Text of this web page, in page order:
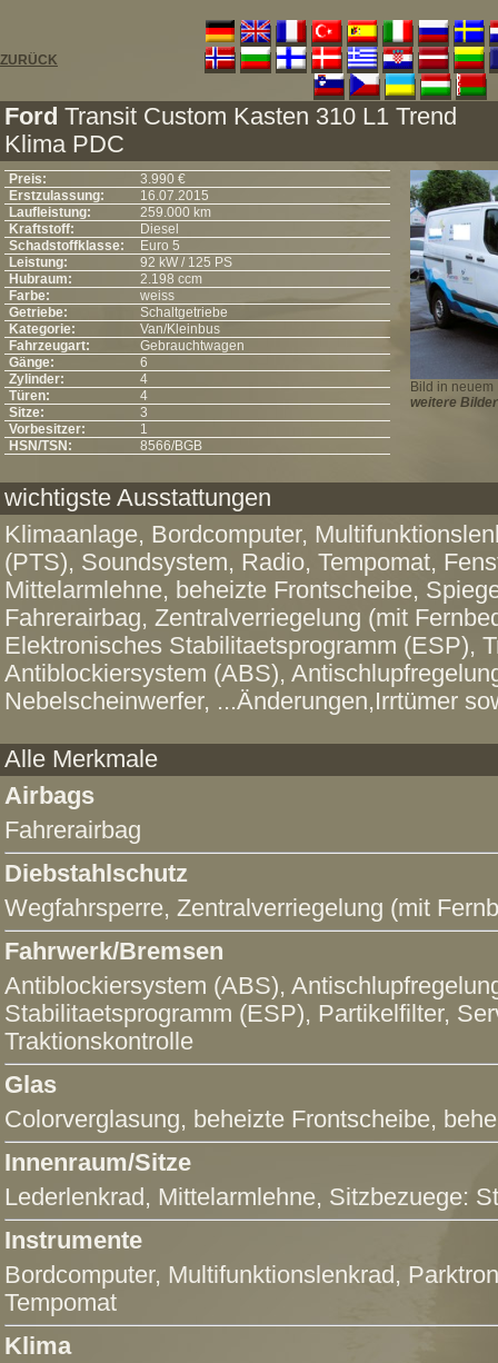
ZURÜCK
Ford Transit Custom Kasten 310 L1 Trend
Klima PDC
Preis:
3.990 €
Erstzulassung:
16.07.2015
Laufleistung:
259.000 km
Kraftstoff:
Diesel
Schadstoffklasse:
Euro 5
Leistung:
92 kW / 125 PS
Hubraum:
2.198 ccm
Farbe:
weiss
Getriebe:
Schaltgetriebe
Kategorie:
Van/Kleinbus
Fahrzeugart:
Gebrauchtwagen
Gänge:
6
Zylinder:
4
Türen:
4
Sitze:
3
Vorbesitzer:
1
HSN/TSN:
8566/BGB
Bild in neuem
weitere Bilder
wichtigste Ausstattungen
Klimaanlage, Bordcomputer,
(PTS), Soundsystem, Radio, Tempomat,
Mittelarmlehne, beheizte Frontscheibe,
Fahrerairbag, Zentralverriegelung (mit
Elektronisches Stabilitaetsprogramm (ESP),
Antiblockiersystem (ABS),
Nebelscheinwerfer, ...Änderungen,Irrtümer
Alle Merkmale
Airbags
Fahrerairbag
Diebstahlschutz
Wegfahrsperre, Zentralverriegelung (mit
Fahrwerk/Bremsen
Antiblockiersystem (ABS),
Stabilitaetsprogramm (ESP), Partikelfilter,
Traktionskontrolle
Glas
Colorverglasung, beheizte Frontscheibe,
Innenraum/Sitze
Lederlenkrad, Mittelarmlehne, Sitzbezuege:
Instrumente
Bordcomputer, Multifunktionslenkrad ,
Tempomat
Klima